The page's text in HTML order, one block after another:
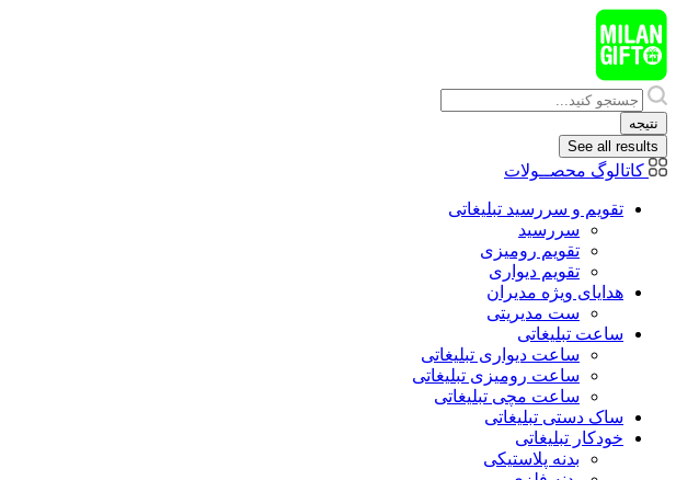
پرش
به
محتوا
Search
...
نتیجه
See all results
کاتالوگ محصــولات
تقویم و سررسید تبلیغاتی
سررسید
تقویم رومیزی
تقویم دیواری
هدایای ويژه مدیران
ست مدیریتی
ساعت تبلیغاتی
ساعت دیواری تبلیغاتی
ساعت رومیزی تبلیغاتی
ساعت مچی تبلیغاتی
ساک دستی تبلیغاتی
خودکار تبلیغاتی
بدنه پلاستیکی